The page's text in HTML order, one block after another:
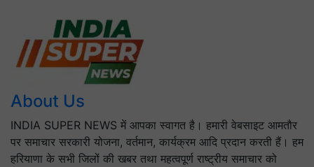
About Us
INDIA SUPER NEWS में आपका स्वागत है। हमारी वेबसाइट आमतौर
पर समाचार सरकारी योजना, वर्तमान, कार्यक्रम आदि प्रदान करती हैं। हम
हरियाणा के सभी जिलों की खबर तथा महत्वपूर्ण राष्ट्रीय समाचार को